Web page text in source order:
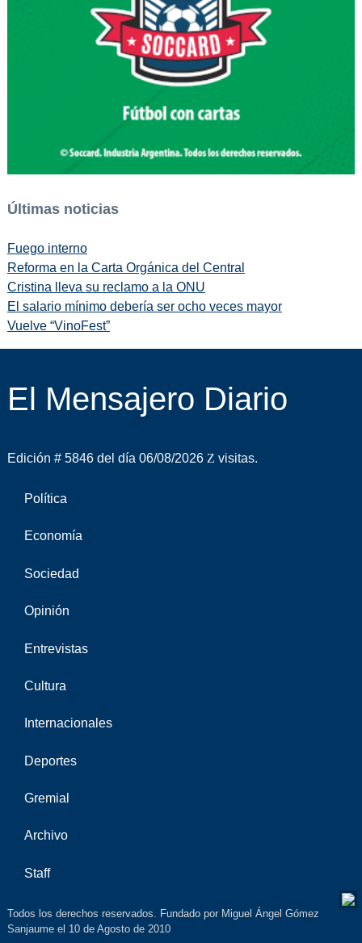
Últimas noticias
Fuego interno
Reforma en la Carta Orgánica del Central
Cristina lleva su reclamo a la ONU
El salario mínimo debería ser ocho veces mayor
Vuelve “VinoFest”
El Mensajero Diario
Edición # 5846 del día 06/08/2026 visitas.
Política
Economía
Sociedad
Opinión
Entrevistas
Cultura
Internacionales
Deportes
Gremial
Archivo
Staff
Todos los derechos reservados. Fundado por Miguel Ángel Gómez
Sanjaume el 10 de Agosto de 2010